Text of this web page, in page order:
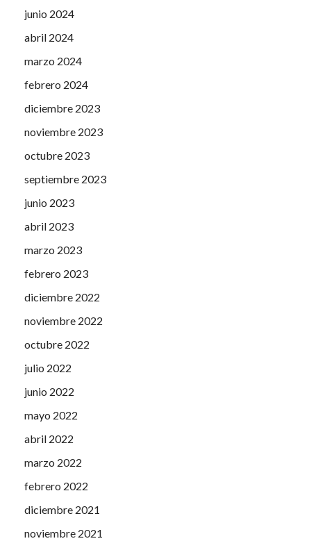
junio 2024
abril 2024
marzo 2024
febrero 2024
diciembre 2023
noviembre 2023
octubre 2023
septiembre 2023
junio 2023
abril 2023
marzo 2023
febrero 2023
diciembre 2022
noviembre 2022
octubre 2022
julio 2022
junio 2022
mayo 2022
abril 2022
marzo 2022
febrero 2022
diciembre 2021
noviembre 2021